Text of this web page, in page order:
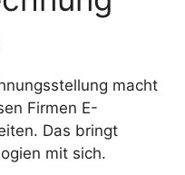
macht
Firmen E-
Das bringt
mit sich.